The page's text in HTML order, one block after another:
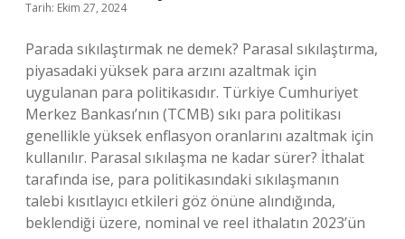
Tarih: Ekim 27, 2024
Parada sıkılaştırmak ne demek? Parasal sıkılaştırma,
piyasadaki yüksek para arzını azaltmak için
uygulanan para politikasıdır. Türkiye Cumhuriyet
Merkez Bankası’nın (TCMB) sıkı para politikası
genellikle yüksek enflasyon oranlarını azaltmak için
kullanılır. Parasal sıkılaşma ne kadar sürer? İthalat
tarafında ise, para politikasındaki sıkılaşmanın
talebi kısıtlayıcı etkileri göz önüne alındığında,
beklendiği üzere, nominal ve reel ithalatın 2023’ün